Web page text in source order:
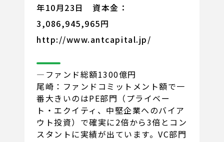
年10月23日 資本金：
3,086,945,965円
http://www.antcapital.jp/
―ファンド総額1300億円
尾崎：ファンドコミットメント額で一
番大きいのはPE部門（プライベー
ト・エクイティ、中堅企業へのバイア
ウト投資）で確実に2倍から3倍とコン
スタントに実績が出ています。VC部門